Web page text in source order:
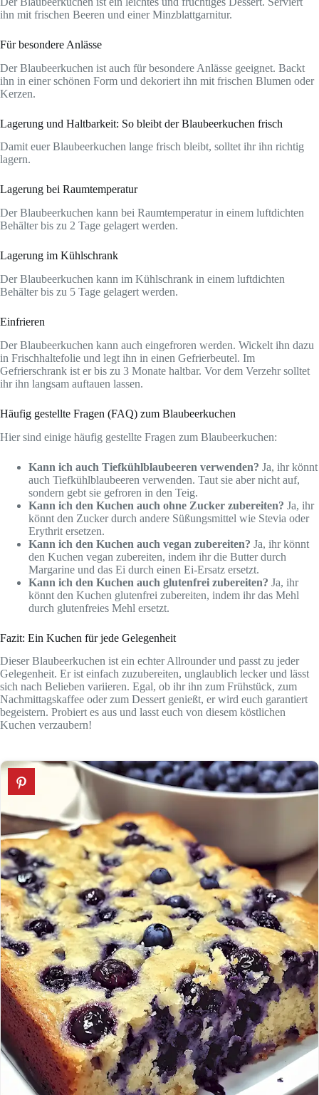
ihn mit frischen Beeren und einer Minzblattgarnitur.
Für besondere Anlässe
Der Blaubeerkuchen ist auch für besondere Anlässe geeignet. Backt
ihn in einer schönen Form und dekoriert ihn mit frischen Blumen oder
Kerzen.
Lagerung und Haltbarkeit: So bleibt der Blaubeerkuchen frisch
Damit euer Blaubeerkuchen lange frisch bleibt, solltet ihr ihn richtig
lagern.
Lagerung bei Raumtemperatur
Der Blaubeerkuchen kann bei Raumtemperatur in einem luftdichten
Behälter bis zu 2 Tage gelagert werden.
Lagerung im Kühlschrank
Der Blaubeerkuchen kann im Kühlschrank in einem luftdichten
Behälter bis zu 5 Tage gelagert werden.
Einfrieren
Der Blaubeerkuchen kann auch eingefroren werden. Wickelt ihn dazu
in Frischhaltefolie und legt ihn in einen Gefrierbeutel. Im
Gefrierschrank ist er bis zu 3 Monate haltbar. Vor dem Verzehr solltet
ihr ihn langsam auftauen lassen.
Häufig gestellte Fragen (FAQ) zum Blaubeerkuchen
Hier sind einige häufig gestellte Fragen zum Blaubeerkuchen:
Kann ich auch Tiefkühlblaubeeren verwenden? Ja, ihr könnt
auch Tiefkühlblaubeeren verwenden. Taut sie aber nicht auf,
sondern gebt sie gefroren in den Teig.
Kann ich den Kuchen auch ohne Zucker zubereiten? Ja, ihr
könnt den Zucker durch andere Süßungsmittel wie Stevia oder
Erythrit ersetzen.
Kann ich den Kuchen auch vegan zubereiten? Ja, ihr könnt
den Kuchen vegan zubereiten, indem ihr die Butter durch
Margarine und das Ei durch einen Ei-Ersatz ersetzt.
Kann ich den Kuchen auch glutenfrei zubereiten? Ja, ihr
könnt den Kuchen glutenfrei zubereiten, indem ihr das Mehl
durch glutenfreies Mehl ersetzt.
Fazit: Ein Kuchen für jede Gelegenheit
Dieser Blaubeerkuchen ist ein echter Allrounder und passt zu jeder
Gelegenheit. Er ist einfach zuzubereiten, unglaublich lecker und lässt
sich nach Belieben variieren. Egal, ob ihr ihn zum Frühstück, zum
Nachmittagskaffee oder zum Dessert genießt, er wird euch garantiert
begeistern. Probiert es aus und lasst euch von diesem köstlichen
Kuchen verzaubern!